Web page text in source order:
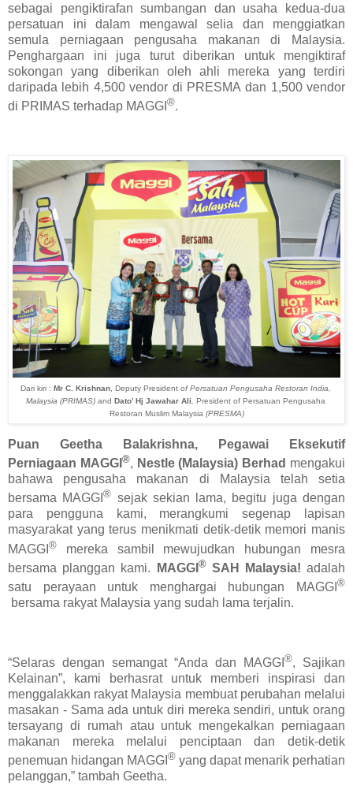
sebagai pengiktirafan sumbangan dan usaha kedua-dua
persatuan ini dalam mengawal selia dan menggiatkan
semula perniagaan pengusaha makanan di Malaysia.
Penghargaan ini juga turut diberikan untuk mengiktiraf
sokongan yang diberikan oleh ahli mereka yang terdiri
daripada lebih 4,500 vendor di PRESMAdan 1,500 vendor
di PRIMAS terhadap MAGGI ®.
Dari kiri : Mr C. Krishnan, Deputy President of Persatuan Pengusaha Restoran India,
Malaysia (PRIMAS) and Dato’ Hj Jawahar Ali
President of Persatuan Pengusaha
Restoran Muslim Malaysia (PRESMA)
Puan Geetha Balakrishna, Pegawai Eksekutif
Perniagaan MAGGI ®, Nestle (Malaysia) Berhad mengakui
bahawa pengusaha makanan di Malaysia telah setia
bersama MAGGI® sejak sekian lama, begitu juga dengan
para pengguna kami, merangkumi segenap lapisan
masyarakat yang terus menikmati detik-detik memori manis
MAGGI ® mereka sambil mewujudkan hubungan mesra
bersama planggan kami.
MAGGI ® SAH Malaysia! adalah
satu perayaan untuk menghargai hubungan MAGGI ®
bersama rakyat Malaysia yang sudah lama terjalin.
“Selaras dengan semangat “Anda dan MAGGI ®, Sajikan
Kelainan”, kami berhasrat untuk memberi inspirasi dan
menggalakkan rakyat Malaysia membuat perubahan melalui
masakan - Sama ada untuk diri mereka sendiri, untuk orang
tersayang di rumah atau untuk mengekalkan perniagaan
makanan mereka melalui penciptaan dan detik-detik
penemuan hidangan MAGGI ® yang dapat menarik perhatian
pelanggan,” tambah Geetha.